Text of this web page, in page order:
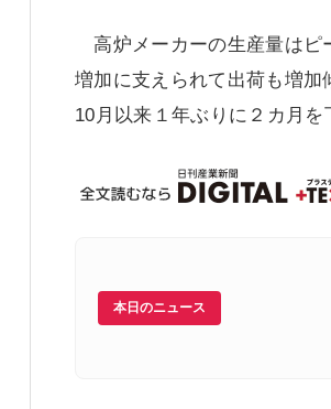
高炉メーカーの生産量はピ
増加に支えられて出荷も増
10月以来１年ぶりに２カ月を
本日のニュース